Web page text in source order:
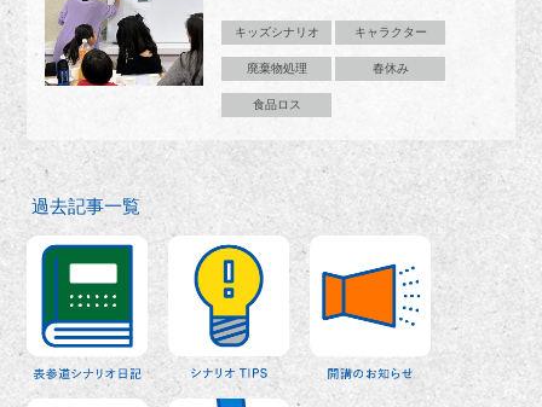
キッズシナリオ キャラクター
廃棄物処理 春休み
食品ロス
過去記事一覧